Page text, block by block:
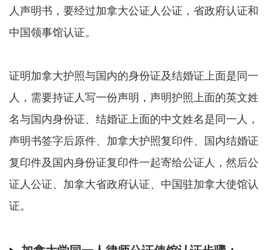
人声明书，要经过加拿大公证人公证，省政府认证和
中国领事馆认证。
证明加拿大护照与国内的身份证及结婚证上面是同一
人，需要持证人写一份声明，声明护照上面的英文姓
名与国内身份证、结婚证上面的中文姓名是同一人，
声明书签字后原件、加拿大护照复印件、国内结婚证
复印件及国内身份证复印件一起寄给公证人，然后公
证人公证、加拿大省政府认证、中国驻加拿大使馆认
证。